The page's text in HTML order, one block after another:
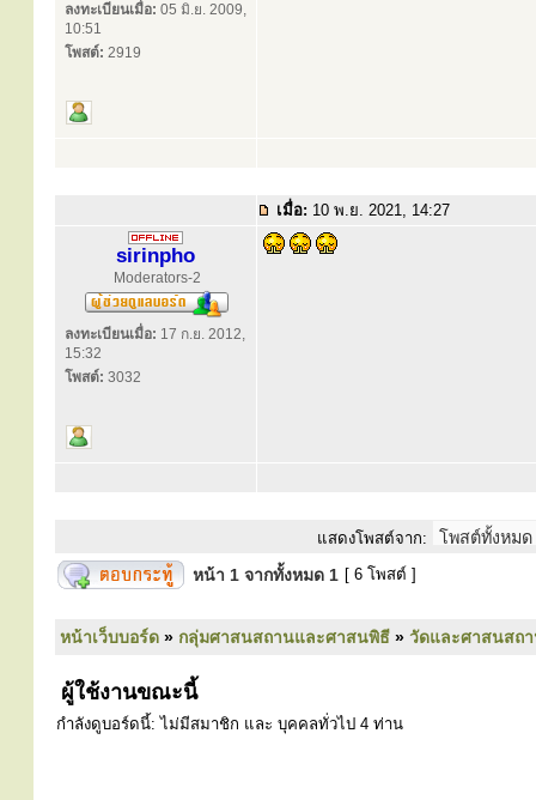
ลงทะเบียนเมื่อ: 05 มิ.ย. 2009,
10:51
โพสต์: 2919
เมื่อ: 10 พ.ย. 2021, 14:27
sirinpho
Moderators-2
ลงทะเบียนเมื่อ: 17 ก.ย. 2012,
15:32
โพสต์: 3032
แสดงโพสต์จาก:
หน้า 1 จากทั้งหมด 1 [ 6 โพสต์ ]
หน้าเว็บบอร์ด » กลุ่มศาสนสถานและศาสนพิธี » วัดและศาสนสถ
ผู้ใช้งานขณะนี้
กำลังดูบอร์ดนี้: ไม่มีสมาชิก และ บุคคลทั่วไป 4 ท่าน